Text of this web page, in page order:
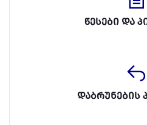
წესები და
დაბრუნების